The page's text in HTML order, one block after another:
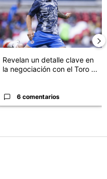
Revelan un detalle clave en
la negociación con el Toro ...
6 comentarios